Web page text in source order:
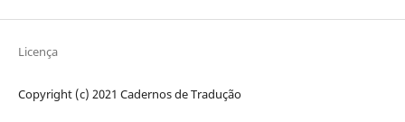
Licença
Copyright (c) 2021 Cadernos de Tradução